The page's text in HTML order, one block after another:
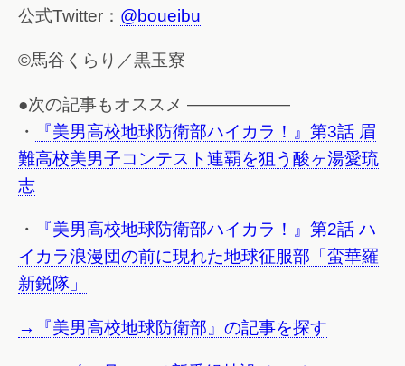
公式Twitter： @boueibu
©馬谷くらり／黒玉寮
●次の記事もオススメ ——————
・
『美男高校地球防衛部ハイカラ！』第3話 眉
難高校美男子コンテスト連覇を狙う酸ヶ湯愛琉
志
・
『美男高校地球防衛部ハイカラ！』第2話 ハ
イカラ浪漫団の前に現れた地球征服部「蛮華羅
新鋭隊」
→『美男高校地球防衛部』の記事を探す